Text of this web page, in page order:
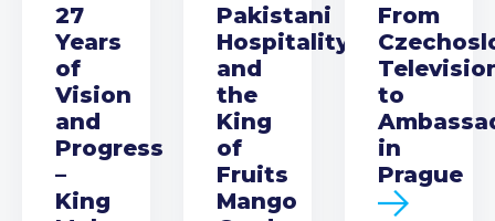
27
Years
of
Vision
and
Progress
–
King
Pakistani
Hospitality
and
the
King
of
Fruits
Mango
From
to
in
Prague